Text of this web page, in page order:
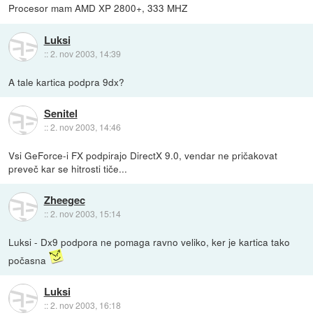
Procesor mam AMD XP 2800+, 333 MHZ
Luksi
::2. nov 2003, 14:39
A tale kartica podpra 9dx?
Senitel
::2. nov 2003, 14:46
Vsi GeForce-i FX podpirajo DirectX 9.0, vendar ne pričakovat
preveč kar se hitrosti tiče...
Zheegec
::2. nov 2003, 15:14
Luksi - Dx9 podpora ne pomaga ravno veliko, ker je kartica tako
počasna
Luksi
::2. nov 2003, 16:18